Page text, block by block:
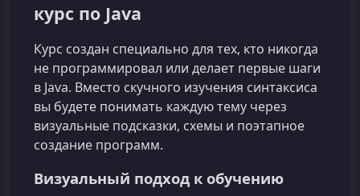
курс по Java
Курс создан специально для тех, кто никогда
не программировал или делает первые шаги
в Java. Вместо скучного изучения синтаксиса
вы будете понимать каждую тему через
визуальные подсказки, схемы и поэтапное
создание программ.
Визуальный подход к обучению